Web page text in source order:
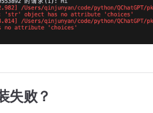
失败？